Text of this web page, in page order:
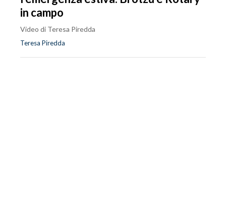
in campo
Video di Teresa Piredda
Teresa Piredda